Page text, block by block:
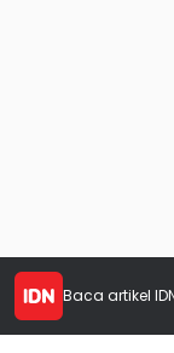
Baca artikel